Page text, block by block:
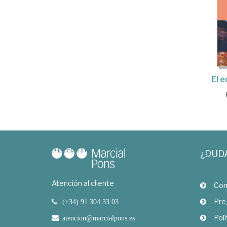
El
Atención al cliente
(+34) 91 304 33 03
atencion@marcialpons.es